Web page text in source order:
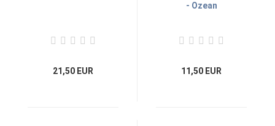
21,50 EUR
- Ozean
11,50 EUR